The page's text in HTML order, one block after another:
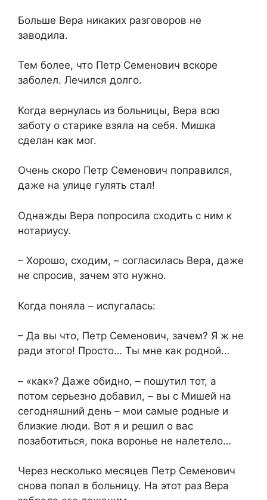
Больше Вера никаких разговоров не
заводила.
Тем более, что Петр Семенович вскоре
заболел. Лечился долго.
Когда вернулась из больницы, Вера всю
заботу о старике взяла на себя. Мишка
сделан как мог.
Очень скоро Петр Семенович поправился,
даже на улице гулять стал!
Однажды Вера попросила сходить с ним к
нотариусу.
– Хорошо, сходим, – согласилась Вера, даже
не спросив, зачем это нужно.
Когда поняла – испугалась:
– Да вы что, Петр Семенович, зачем? Я ж не
ради этого! Просто… Ты мне как родной…
– «как»? Даже обидно, – пошутил тот, а
потом серьезно добавил, – вы с Мишей на
сегодняшний день – мои самые родные и
близкие люди. Вот я и решил о вас
позаботиться, пока воронье не налетело…
Через несколько месяцев Петр Семенович
снова попал в больницу. На этот раз Вера